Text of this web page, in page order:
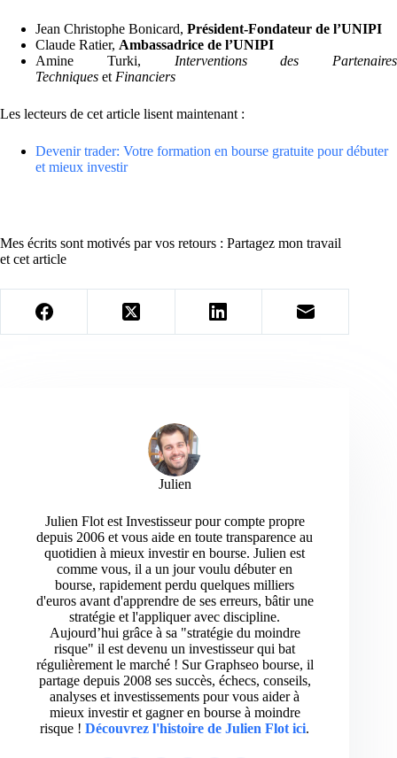
Jean Christophe Bonicard, Président-Fondateur de l’UNIPI
Claude Ratier, Ambassadrice de l’UNIPI
Amine Turki, Interventions des Partenaires
Techniques et Financiers
Les lecteurs de cet article lisent maintenant :
Devenir trader: Votre formation en bourse gratuite pour débuter
et mieux investir
Mes écrits sont motivés par vos retours : Partagez mon travail
et cet article
Julien
Julien Flot est Investisseur pour compte propre
depuis 2006 et vous aide en toute transparence au
quotidien à mieux investir en bourse. Julien est
comme vous, il a un jour voulu débuter en
bourse, rapidement perdu quelques milliers
d'euros avant d'apprendre de ses erreurs, bâtir une
stratégie et l'appliquer avec discipline.
Aujourd’hui grâce à sa "stratégie du moindre
risque" il est devenu un investisseur qui bat
régulièrement le marché ! Sur Graphseo bourse, il
partage depuis 2008 ses succès, échecs, conseils,
analyses et investissements pour vous aider à
mieux investir et gagner en bourse à moindre
risque ! Découvrez l'histoire de Julien Flot ici.